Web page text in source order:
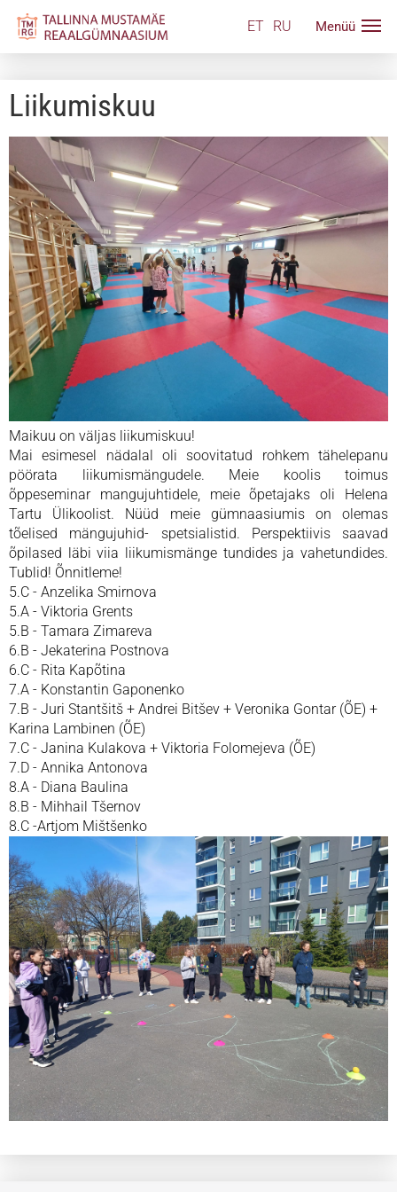
ET RU
Liikumiskuu
Maikuu on väljas liikumiskuu!
Mai esimesel nädalal oli soovitatud rohkem tähelepanu
pöörata liikumismängudele. Meie koolis toimus
õppeseminar mangujuhtidele, meie õpetajaks oli Helena
Tartu Ülikoolist. Nüüd meie gümnaasiumis on olemas
tõelised mängujuhid- spetsialistid. Perspektiivis saavad
õpilased läbi viia liikumismänge tundides ja vahetundides.
Tublid! Õnnitleme!
5.C - Anzelika Smirnova
5.A - Viktoria Grents
5.B - Tamara Zimareva
6.B - Jekaterina Postnova
6.C - Rita Kapõtina
7.A - Konstantin Gaponenko
7.B - Juri Stantšitš + Andrei Bitšev + Veronika Gontar (ÕE) +
Karina Lambinen (ÕE)
7.C - Janina Kulakova + Viktoria Folomejeva (ÕE)
7.D - Annika Antonova
8.A - Diana Baulina
8.B - Mihhail Tšernov
8.C -Artjom Mištšenko